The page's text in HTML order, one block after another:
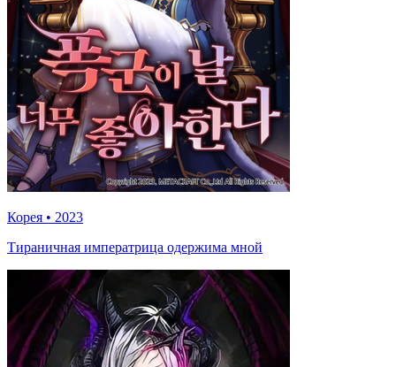
Корея • 2023
Тираничная императрица одержима мной